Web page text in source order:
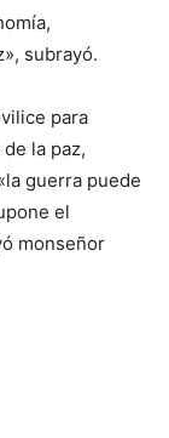
subrayó.
para
la paz,
guerra puede
el
monseñor